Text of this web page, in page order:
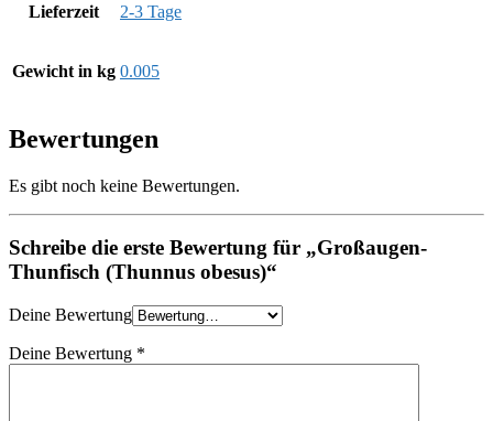
Lieferzeit 2-3 Tage
Gewicht in kg 0.005
Bewertungen
Es gibt noch keine Bewertungen.
Schreibe die erste Bewertung für „Großaugen-
Thunfisch (Thunnus obesus)“
Deine Bewertung
Deine Bewertung *